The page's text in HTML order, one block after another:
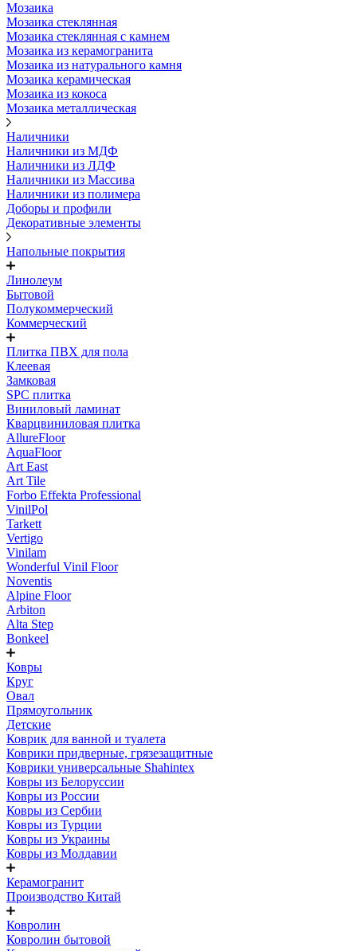
Мозаика
Мозаика стеклянная
Мозаика стеклянная с камнем
Мозаика из керамогранита
Мозаика из натурального камня
Мозаика керамическая
Мозаика из кокоса
Мозаика металлическая
Наличники
Наличники из МДФ
Наличники из ЛДФ
Наличники из Массива
Наличники из полимера
Доборы и профили
Декоративные элементы
Напольные покрытия
Линолеум
Бытовой
Полукоммерческий
Коммерческий
Плитка ПВХ для пола
Клеевая
Замковая
SPC плитка
Виниловый ламинат
Кварцвиниловая плитка
AllureFloor
AquaFloor
Art East
Art Tile
Forbo Effekta Professional
VinilPol
Tarkett
Vertigo
Vinilam
Wonderful Vinil Floor
Noventis
Alpine Floor
Arbiton
Alta Step
Bonkeel
Ковры
Круг
Овал
Прямоугольник
Детские
Коврик для ванной и туалета
Коврики придверные, грязезащитные
Коврики универсальные Shahintex
Ковры из Белоруссии
Ковры из России
Ковры из Сербии
Ковры из Турции
Ковры из Украины
Ковры из Молдавии
Керамогранит
Производство Китай
Ковролин
Ковролин бытовой